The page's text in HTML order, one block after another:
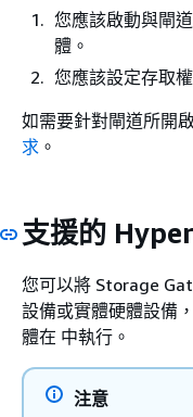
您應該啟動與閘
體。
您應該設定存取
如需要針對閘道所開
求 。
支援的
您可以將 Storage
設備或實體硬體設備
體在 中執行。
注意